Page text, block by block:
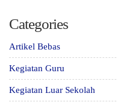
Categories
Artikel Bebas
Kegiatan Guru
Kegiatan Luar Sekolah